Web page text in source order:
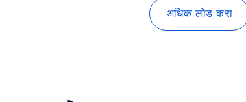
अधिक लोड करा